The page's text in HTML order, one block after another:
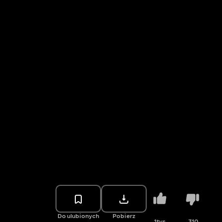
Do ulubionych Pobierz